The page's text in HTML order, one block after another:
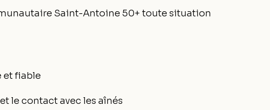
Saint-Antoine 50+ toute situation
et fiable
le contact avec les aînés